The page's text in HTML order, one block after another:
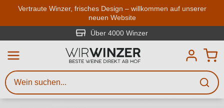
Zum Hauptinhalt springen
Vertraute Winzer, frisches Design – willkommen auf unserer
neuen Website
Über 4000 Winzer
Weinsuche
Mindestens 3 Zeichen eingeben
Beschreiben Sie, welchen Wein
Sie suchen – ob nach Geschmack,